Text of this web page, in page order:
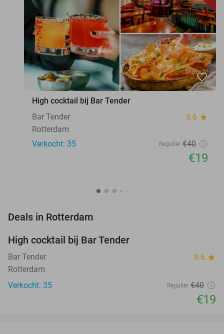
favorite_border
High cocktail bij Bar Tender
Bar Tender
9.6 star
Rotterdam
Verkocht: 35
Regulier €40
€19
Deals in Rotterdam
High cocktail bij Bar Tender
Bar Tender 9.6 star
Rotterdam
Verkocht: 35
Regulier €40
€19